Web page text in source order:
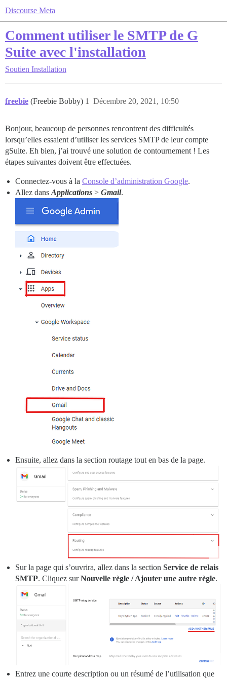
Discourse Meta
Comment utiliser le SMTP de G
Suite avec l'installation
Soutien Installation
freebie (Freebie Bobby) Décembre 20, 2021, 10:50
1
Bonjour, beaucoup de personnes rencontrent des difficultés
lorsqu’elles essaient d’utiliser les services SMTP de leur compte
gSuite. Eh bien, j’ai trouvé une solution de contournement ! Les
étapes suivantes doivent être effectuées.
Connectez-vous à la Console d’administration Google.
Allez dans Applications > Gmail.
Ensuite, allez dans la section routage tout en bas de la page.
Sur la page qui s’ouvrira, allez dans la section Service de relais
SMTP. Cliquez surNouvelle règle / Ajouter une autre règle.
Entrez une courte description ou un résumé de l’utilisation que